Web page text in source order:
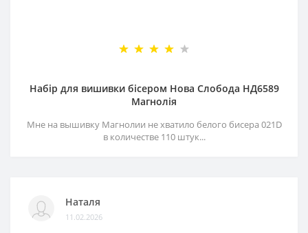
Набір для вишивки бісером Нова Слобода НД6589
Магнолія
Мне на вышивку Магнолии не хватило белого бисера 021D
в количестве 110 штук...
Наталя
11.02.2026